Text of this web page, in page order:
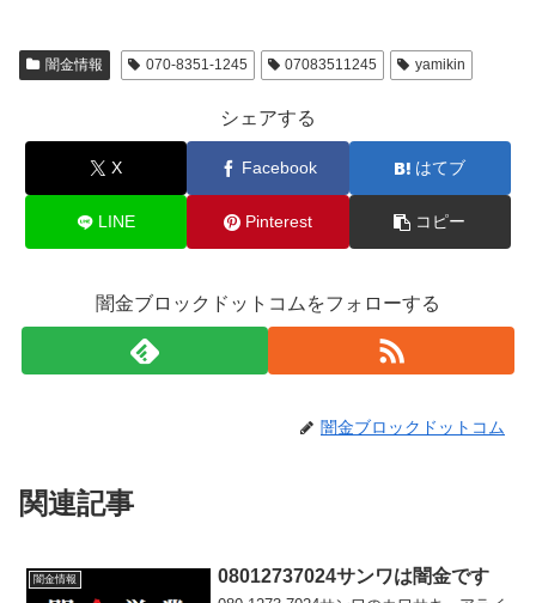
闇金情報 070-8351-1245 07083511245 yamikin
シェアする
X Facebook はてブ
LINE Pinterest コピー
闇金ブロックドットコムをフォローする
闇金ブロックドットコム
関連記事
闇金情報 08012737024サンワは闇金です